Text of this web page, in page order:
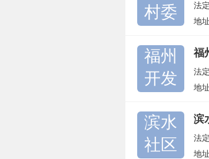
村委
法
地
福州
开发
福
法
地
滨水
社区
滨
法
地